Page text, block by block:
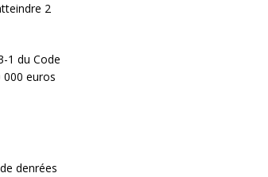
2
1 du Code
000 euros
denrées